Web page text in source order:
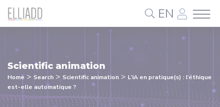
EN
Scientific animation
Home > Search > Scientific animation > L’IA en pratique(s) : l’éthique
est-elle automatique ?
Cookies management panel